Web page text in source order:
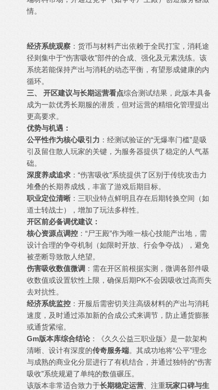
情。
经济系统观察 ：货币与材料产出依赖于全民打宝，消耗途
径则集中于“伤害吸收”部件的合成、强化及元素洗练。该
系统若能保持产出与消耗的动态平衡，有望形成健康的内
循环。
三、 开区建议与长期运营看点综合测试结果，此版本具备
成为一款优秀长期服的潜质，但对运营的精细化管理提出
更高要求。
优势与机遇：
公平性作为核心吸引力 ：经测试验证的“无爆率门槛”是吸
引及留住散人玩家的关键，为服务器提供了稳定的人气基
础。
深度养成追求 ：“伤害吸收”系统提供了区别于传统攻击力
堆叠的长期养成线，丰富了游戏后期目标。
职业定位清晰 ：三职业特点鲜明且存在后期转换空间（如
道士转战士），增加了玩法多样性。
开区前必备调优建议：
核心资源点调控 ：“尸王殿”作为唯一核心技能产出地，需
设计合理的争夺机制（如限时开放、行会争夺战），避免
被垄断导致散人绝望。
伤害吸收数值微调 ：需在开区前根据实测，微调各部件吸
收数值或设置软性上限，确保后期PK不会因吸收过高而失
去对抗性。
经济系统监控 ：开服后需密切关注高级材料的产出与消耗
速度，及时通过添加新的合成公式来调节，防止通货膨胀
或通货紧缩。
Gm版本库综合结论：《久久公益三职业版》是一款架构
清晰、设计有深度的传奇服务端。其成功地将“公平”理念
与成熟的商业化分层进行了有机结合，并通过独特的“伤害
吸收”系统规避了单纯的数值碾压。
该版本非常适合致力于长期稳定运营 、注重玩家口碑与生